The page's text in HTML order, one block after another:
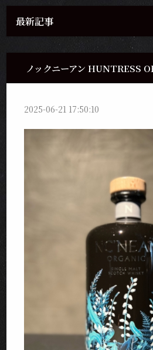
最新記事
ノックニーアン HUNTRESS
2025-06-21 17:50:10